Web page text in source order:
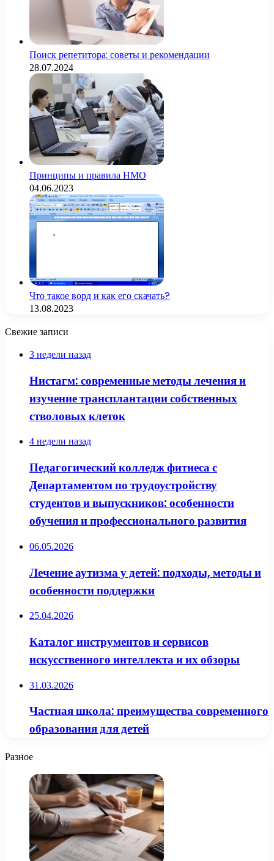
Поиск репетитора: советы и рекомендации
28.07.2024
Принципы и правила НМО
04.06.2023
Что такое ворд и как его скачать?
13.08.2023
Свежие записи
3 недели назад
Нистагм: современные методы лечения и
изучение трансплантации собственных
стволовых клеток
4 недели назад
Педагогический колледж фитнеса с
Департаментом по трудоустройству
студентов и выпускников: особенности
обучения и профессионального развития
06.05.2026
Лечение аутизма у детей: подходы, методы и
особенности поддержки
25.04.2026
Каталог инструментов и сервисов
искусственного интеллекта и их обзоры
31.03.2026
Частная школа: преимущества современного
образования для детей
Разное